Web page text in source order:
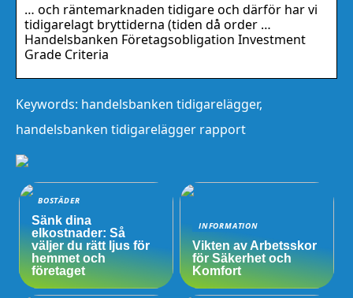
… och räntemarknaden tidigare och därför har vi
tidigarelagt bryttiderna (tiden då order …
Handelsbanken Företagsobligation Investment
Grade Criteria
Keywords: handelsbanken tidigarelägger,
handelsbanken tidigarelägger rapport
BOSTÄDER
Sänk dina
elkostnader: Så
väljer du rätt ljus för
hemmet och
företaget
INFORMATION
Vikten av Arbetsskor
för Säkerhet och
Komfort